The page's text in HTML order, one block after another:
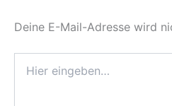
Deine E-Mail-Adresse wird
eingeben…